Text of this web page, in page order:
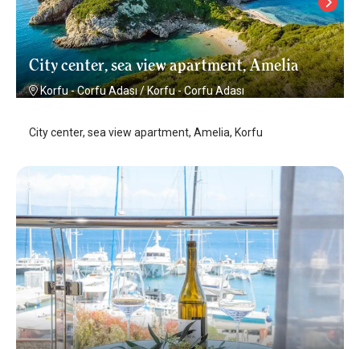
City center, sea view apartment, Amelia
Korfu - Corfu Adası /Korfu - Corfu Adası
City center, sea view apartment, Amelia, Korfu